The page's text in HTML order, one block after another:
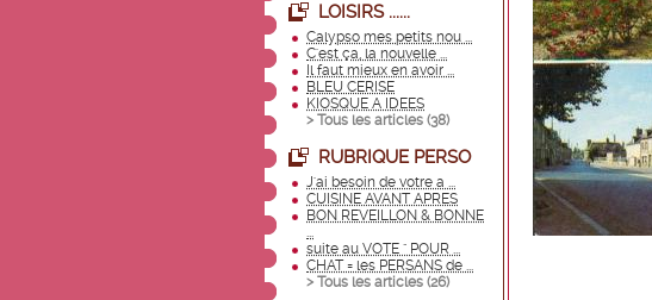
LOISIRS ......
Calypso mes petits nou ...
C'est ça, la nouvelle ...
Il faut mieux en avoir ...
BLEU CERISE
KIOSQUE A IDEES
> Tous les articles (38)
RUBRIQUE PERSO
J'ai besoin de votre a ...
CUISINE AVANT APRES
BON REVEILLON & BONNE
...
suite au VOTE " POUR ...
CHAT = les PERSANS de ...
> Tous les articles (26)